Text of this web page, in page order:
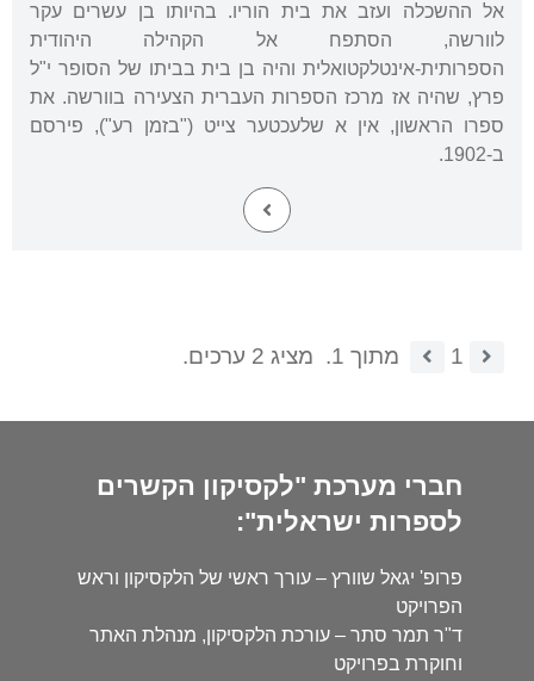
אל ההשכלה ועזב את בית הוריו. בהיותו בן עשרים עקר
לוורשה, הסתפח אל הקהילה היהודית
הספרותית-אינטלקטואלית והיה בן בית בביתו של הסופר י"ל
פרץ, שהיה אז מרכז הספרות העברית הצעירה בוורשה. את
ספרו הראשון, אין א שלעכטער צייט ("בזמן רע"), פירסם
ב-1902.
1 מתוך 1. מציג 2 ערכים.
חברי מערכת "לקסיקון הקשרים
לספרות ישראלית":
פרופ' יגאל שוורץ – עורך ראשי של הלקסיקון וראש
הפרויקט
ד"ר תמר סתר – עורכת הלקסיקון, מנהלת האתר
וחוקרת בפרויקט